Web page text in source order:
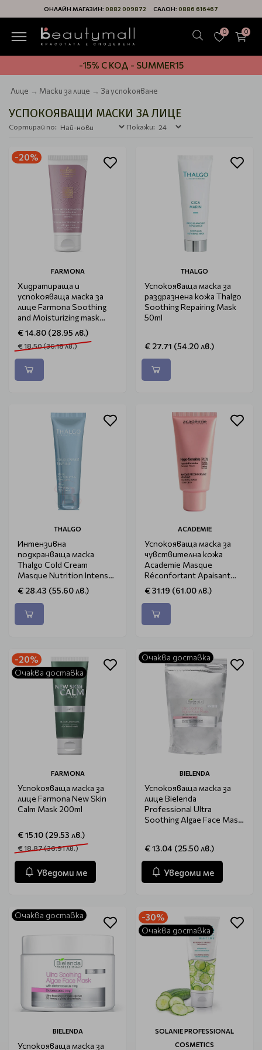
ОНЛАЙН МАГАЗИН: 0882 009872 САЛОН: 0886 616467
0 0
-15% С КОД - SUMMER15
Лице Маски за лице За успокояване
УСПОКОЯВАЩИ МАСКИ ЗА ЛИЦЕ
Сортирай по: Покажи:
-20%
FARMONA
Хидратираща и
успокояваща маска за
лице Farmona Soothing
and Moisturizing mask
75ml
€ 14.80 (28.95 лв.)
€ 18.50 (36.18 лв.)
THALGO
Успокояваща маска за
раздразнена кожа Thalgo
Soothing Repairing Mask
50ml
€ 27.71 (54.20 лв.)
THALGO
Интензивна
подхранваща маска
Thalgo Cold Cream
Masque Nutrition Intense
50ml
€ 28.43 (55.60 лв.)
ACADEMIE
Успокояваща маска за
чувствителна кожа
Academie Masque
Réconfortant Apaisant
50ml
€ 31.19 (61.00 лв.)
-20%
Очаква доставка
FARMONA
Успокояваща маска за
лице Farmona New Skin
Calm Mask 200ml
€ 15.10 (29.53 лв.)
€ 18.87 (36.91 лв.)
Уведоми ме
Очаква доставка
BIELENDA
Успокояваща маска за
лице Bielenda
Professional Ultra
Soothing Algae Face Mask
€ 13.04 (25.50 лв.)
Уведоми ме
Очаква доставка
BIELENDA
Успокояваща маска за
-30%
Очаква доставка
SOLANIE PROFESSIONAL
COSMETICS